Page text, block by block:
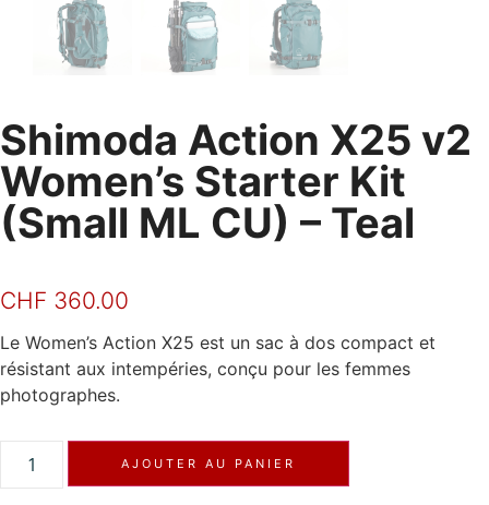
Shimoda Action X25 v2
Women’s Starter Kit
(Small ML CU) – Teal
CHF 360.00
Le Women’s Action X25 est un sac à dos compact et
résistant aux intempéries, conçu pour les femmes
photographes.
AJOUTER AU PANIER